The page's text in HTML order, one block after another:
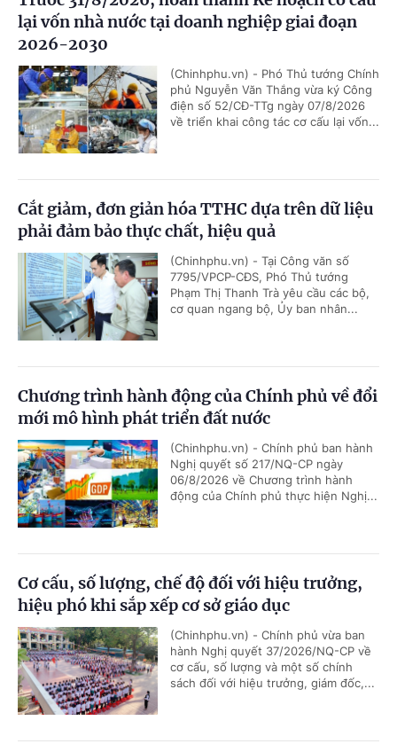
lại vốn nhà nước tại doanh nghiệp giai đoạn
2026-2030
(Chinhphu.vn) - Phó Thủ tướng Chính
phủ Nguyễn Văn Thắng vừa ký Công
điện số 52/CĐ-TTg ngày 07/8/2026
về triển khai công tác cơ cấu lại vốn...
Cắt giảm, đơn giản hóa TTHC dựa trên dữ liệu
phải đảm bảo thực chất, hiệu quả
(Chinhphu.vn) - Tại Công văn số
7795/VPCP-CĐS, Phó Thủ tướng
Phạm Thị Thanh Trà yêu cầu các bộ,
cơ quan ngang bộ, Ủy ban nhân...
Chương trình hành động của Chính phủ về đổi
mới mô hình phát triển đất nước
(Chinhphu.vn) - Chính phủ ban hành
Nghị quyết số 217/NQ-CP ngày
06/8/2026 về Chương trình hành
động của Chính phủ thực hiện Nghị...
Cơ cấu, số lượng, chế độ đối với hiệu trưởng,
hiệu phó khi sắp xếp cơ sở giáo dục
(Chinhphu.vn) - Chính phủ vừa ban
hành Nghị quyết 37/2026/NQ-CP về
cơ cấu, số lượng và một số chính
sách đối với hiệu trưởng, giám đốc,...